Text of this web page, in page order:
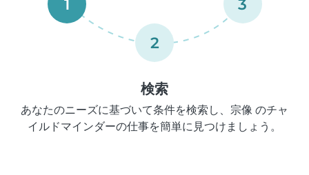
1
2
3
検索
あなたのニーズに基づいて条件を検索し、宗像 のチャ
イルドマインダーの仕事を簡単に見つけましょう。